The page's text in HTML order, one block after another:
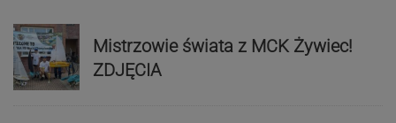
Mistrzowie świata z MCK Żywiec!
ZDJĘCIA